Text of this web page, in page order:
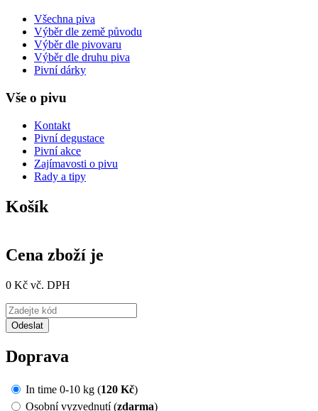
Všechna piva
Výběr dle země původu
Výběr dle pivovaru
Výběr dle druhu piva
Pivní dárky
Vše o pivu
Kontakt
Pivní degustace
Pivní akce
Zajímavosti o pivu
Rady a tipy
Košík
Cena zboží je
0 Kč vč. DPH
Doprava
In time 0-10 kg (120 Kč)
Osobní vyzvednutí (zdarma)